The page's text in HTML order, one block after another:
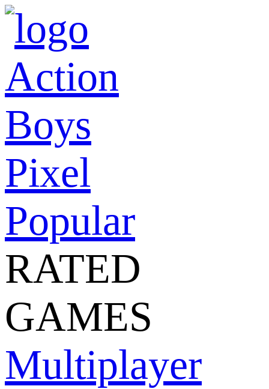
Action
Boys
Pixel
Popular
RATED
GAMES
Multiplayer